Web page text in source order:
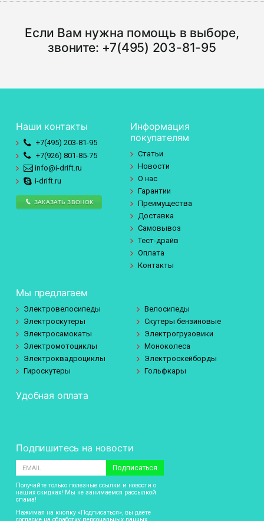
Если Вам нужна помощь в выборе,
звоните: +7(495) 203-81-95
Наши контакты
+7(495) 203-81-95
+7(926) 801-85-75
info@i-drift.ru
i-drift.ru
ЗАКАЗАТЬ ЗВОНОК
Информация
покупателям
Статьи
Новости
О нас
Гарантии
Преимущества
Доставка
Самовывоз
Тест-драйв
Оплата
Контакты
Мы предлагаем
Электровелосипеды
Велосипеды
Электроскутеры
Скутеры бензиновые
Электросамокаты
Электрогрузовики
Электромотоциклы
Моноколеса
Электроквадроциклы
Электроскейборды
Гироскутеры
Гольфкары
Удобная оплата
Подпишитесь на новости
Подписаться
Получайте только полезные ссылки и новости о
наших скидках! Мы не занимаемся рассылкой
спама!
Нажимая на кнопку «Подписаться», вы даёте